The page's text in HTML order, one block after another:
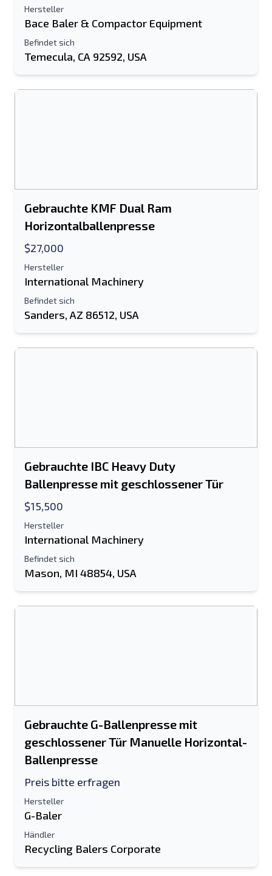
Hersteller
Bace Baler & Compactor Equipment
Befindet sich
Temecula, CA 92592, USA
Gebrauchte KMF Dual Ram
Horizontalballenpresse
$27,000
Hersteller
International Machinery
Befindet sich
Sanders, AZ 86512, USA
Gebrauchte IBC Heavy Duty
Ballenpresse mit geschlossener Tür
$15,500
Hersteller
International Machinery
Befindet sich
Mason, MI 48854, USA
Gebrauchte G-Ballenpresse mit
geschlossener Tür Manuelle Horizontal-
Ballenpresse
Preis bitte erfragen
Hersteller
G-Baler
Händler
Recycling Balers Corporate
zusätzliche Information